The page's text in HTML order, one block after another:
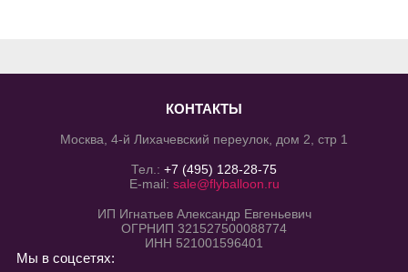
КОНТАКТЫ
Москва, 4-й Лихачевский переулок, дом 2, стр 1
Тел.: +7 (495) 128-28-75
E-mail: sale@flyballoon.ru
ИП Игнатьев Александр Евгеньевич
ОГРНИП 321527500088774
ИНН 521001596401
Мы в соцсетях: